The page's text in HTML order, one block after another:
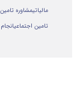
مالياتيمشاوره
تامین اجتماعی